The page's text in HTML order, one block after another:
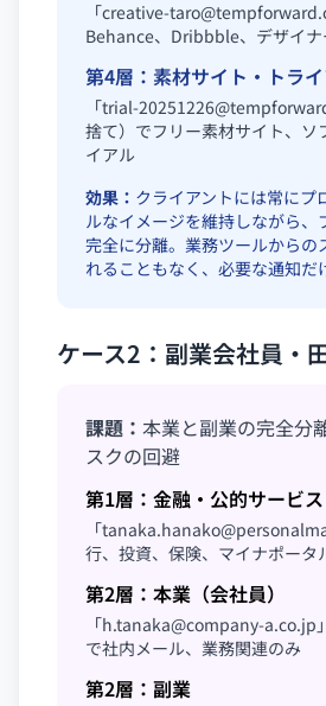
「creative-
Behance、Dribbble、デザイナ
第4層：素材サイト・トラ
「trial-
捨て）でフリー素材サイト、ソ
イアル
効果： クライアントには常にプ
ルなイメージを維持しながら、
完全に分離。業務ツールからの
れることもなく、必要な通知だ
ケース2：副業会社員・
課題： 本業と副業の完全分
スクの回避
第1層：金融・公的サービス
「
行、投資、保険、マイナポータ
第2層：本業（会社員）
「h.tanaka@company-a.co.jp
で社内メール、業務関連のみ
第2層：副業